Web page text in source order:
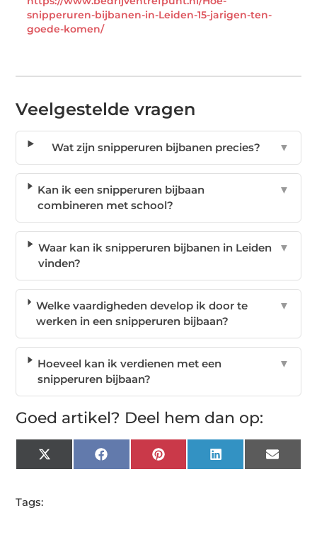
snipperuren-bijbanen-in-Leiden-15-jarigen-ten-
goede-komen/
Veelgestelde vragen
Wat zijn snipperuren bijbanen precies? ▼
Kan ik een snipperuren bijbaan
combineren met school?
▼
Waar kan ik snipperuren bijbanen in Leiden
vinden?
▼
Welke vaardigheden develop ik door te
werken in een snipperuren bijbaan?
▼
Hoeveel kan ik verdienen met een
snipperuren bijbaan?
▼
Goed artikel? Deel hem dan op:
X
(Twitter)
FacebookPinterest LinkedIn Email
Tags: